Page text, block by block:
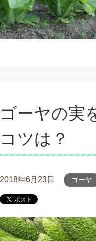
ゴーヤの実
コツは？
2018年6月23日 ゴーヤ